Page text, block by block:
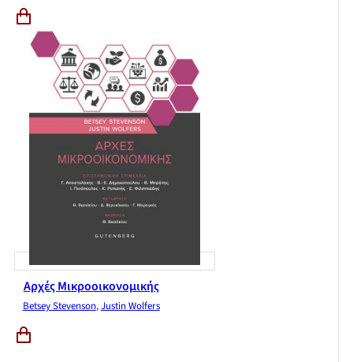
Αρχές Μικροοικονομικής
Betsey Stevenson,Justin Wolfers